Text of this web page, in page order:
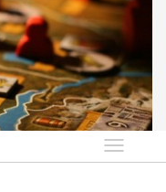
Idioma